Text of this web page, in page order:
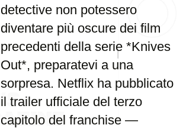
detective non potessero
diventare più oscure dei film
precedenti della serie *Knives
Out*, preparatevi a una
sorpresa. Netflix ha pubblicato
il trailer ufficiale del terzo
capitolo del franchise —